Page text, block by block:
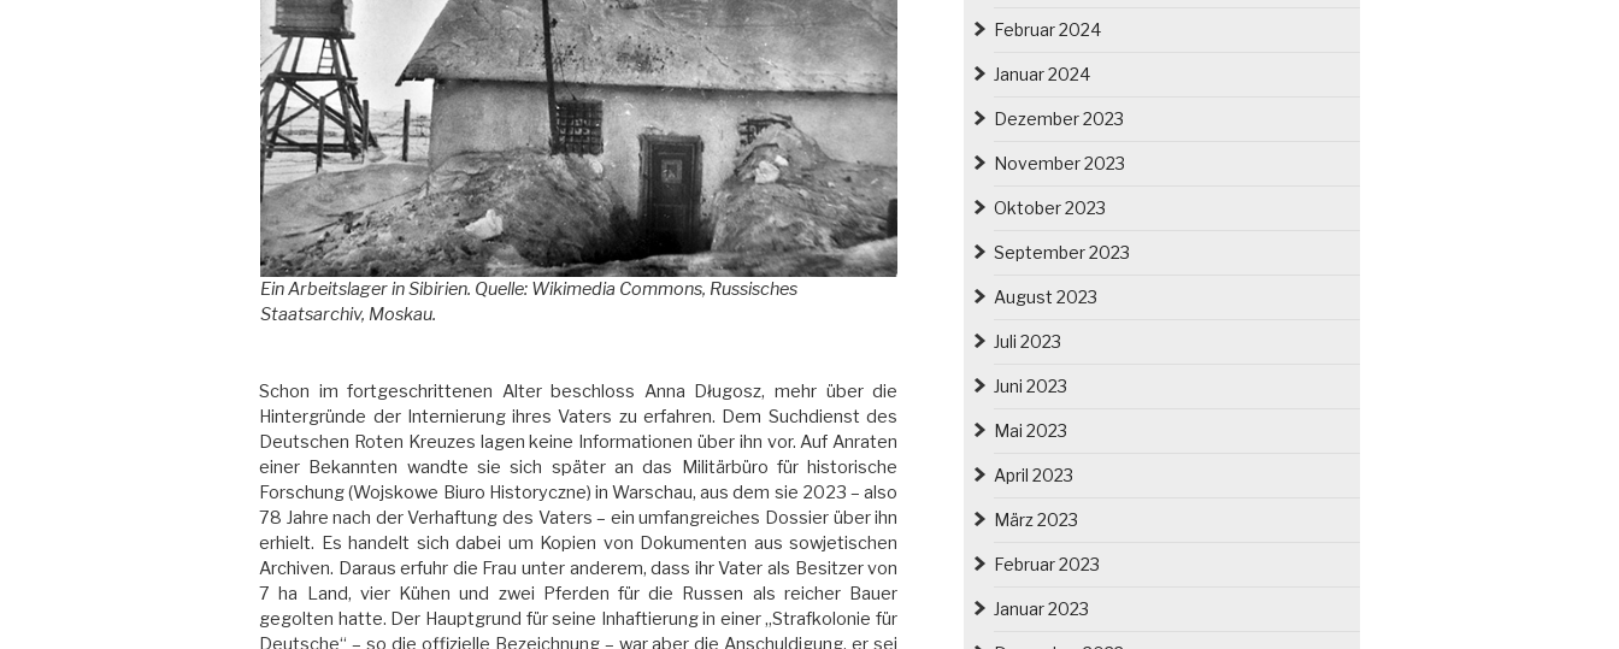
Ein Arbeitslager in Sibirien. Quelle: Wikimedia Commons, Russisches
Staatsarchiv, Moskau.
Schon im fortgeschrittenen Alter beschloss Anna Długosz, mehr über die
Hintergründe der Internierung ihres Vaters zu erfahren. Dem Suchdienst des
Deutschen Roten Kreuzes lagen keine Informationen über ihn vor. Auf Anraten
einer Bekannten wandte sie sich später an das Militärbüro für historische
Forschung (Wojskowe Biuro Historyczne) in Warschau, aus dem sie 2023 – also
78 Jahre nach der Verhaftung des Vaters – ein umfangreiches Dossier über ihn
erhielt. Es handelt sich dabei um Kopien von Dokumenten aus sowjetischen
Archiven. Daraus erfuhr die Frau unter anderem, dass ihr Vater als Besitzer von
7 ha Land, vier Kühen und zwei Pferden für die Russen als reicher Bauer
gegolten hatte. Der Hauptgrund für seine Inhaftierung in einer „Strafkolonie für
Deutsche“ – so die offizielle Bezeichnung – war aber die Anschuldigung, er sei
Februar 2024
Januar 2024
Dezember 2023
November 2023
Oktober 2023
September 2023
August 2023
Juli 2023
Juni 2023
Mai 2023
April 2023
März 2023
Februar 2023
Januar 2023